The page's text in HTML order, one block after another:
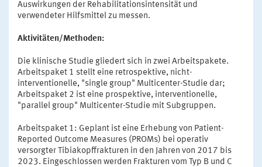
Auswirkungen der Rehabilitationsintensität und
verwendeter Hilfsmittel zu messen.
Aktivitäten/Methoden:
Die klinische Studie gliedert sich in zwei Arbeitspakete.
Arbeitspaket 1 stellt eine retrospektive, nicht-
interventionelle, "single group" Multicenter-Studie dar;
Arbeitspaket 2 ist eine prospektive, interventionelle,
"parallel group" Multicenter-Studie mit Subgruppen.
Arbeitspaket 1: Geplant ist eine Erhebung von Patient-
Reported Outcome Measures (PROMs) bei operativ
versorgter Tibiakopffrakturen in den Jahren von 2017 bis
2023. Eingeschlossen werden Frakturen vom Typ B und C